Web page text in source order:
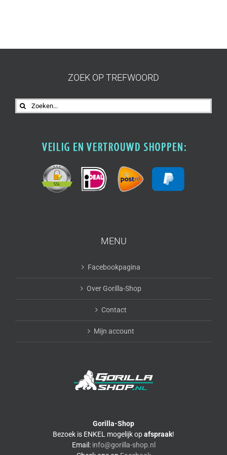
ZOEK OP TREFWOORD
Zoeken
naar:
MENU
Facebookpagina
Over Gorilla-Shop
Contact
Mijn account
Gorilla-Shop
Bezoek is ENKEL mogelijk opafspraak!
Email: info@gorilla-shop.nl